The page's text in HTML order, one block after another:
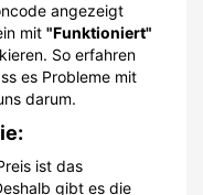
angezeigt
mit "Funktioniert"
So erfahren
es Probleme mit
darum.
ist das
gibt es die